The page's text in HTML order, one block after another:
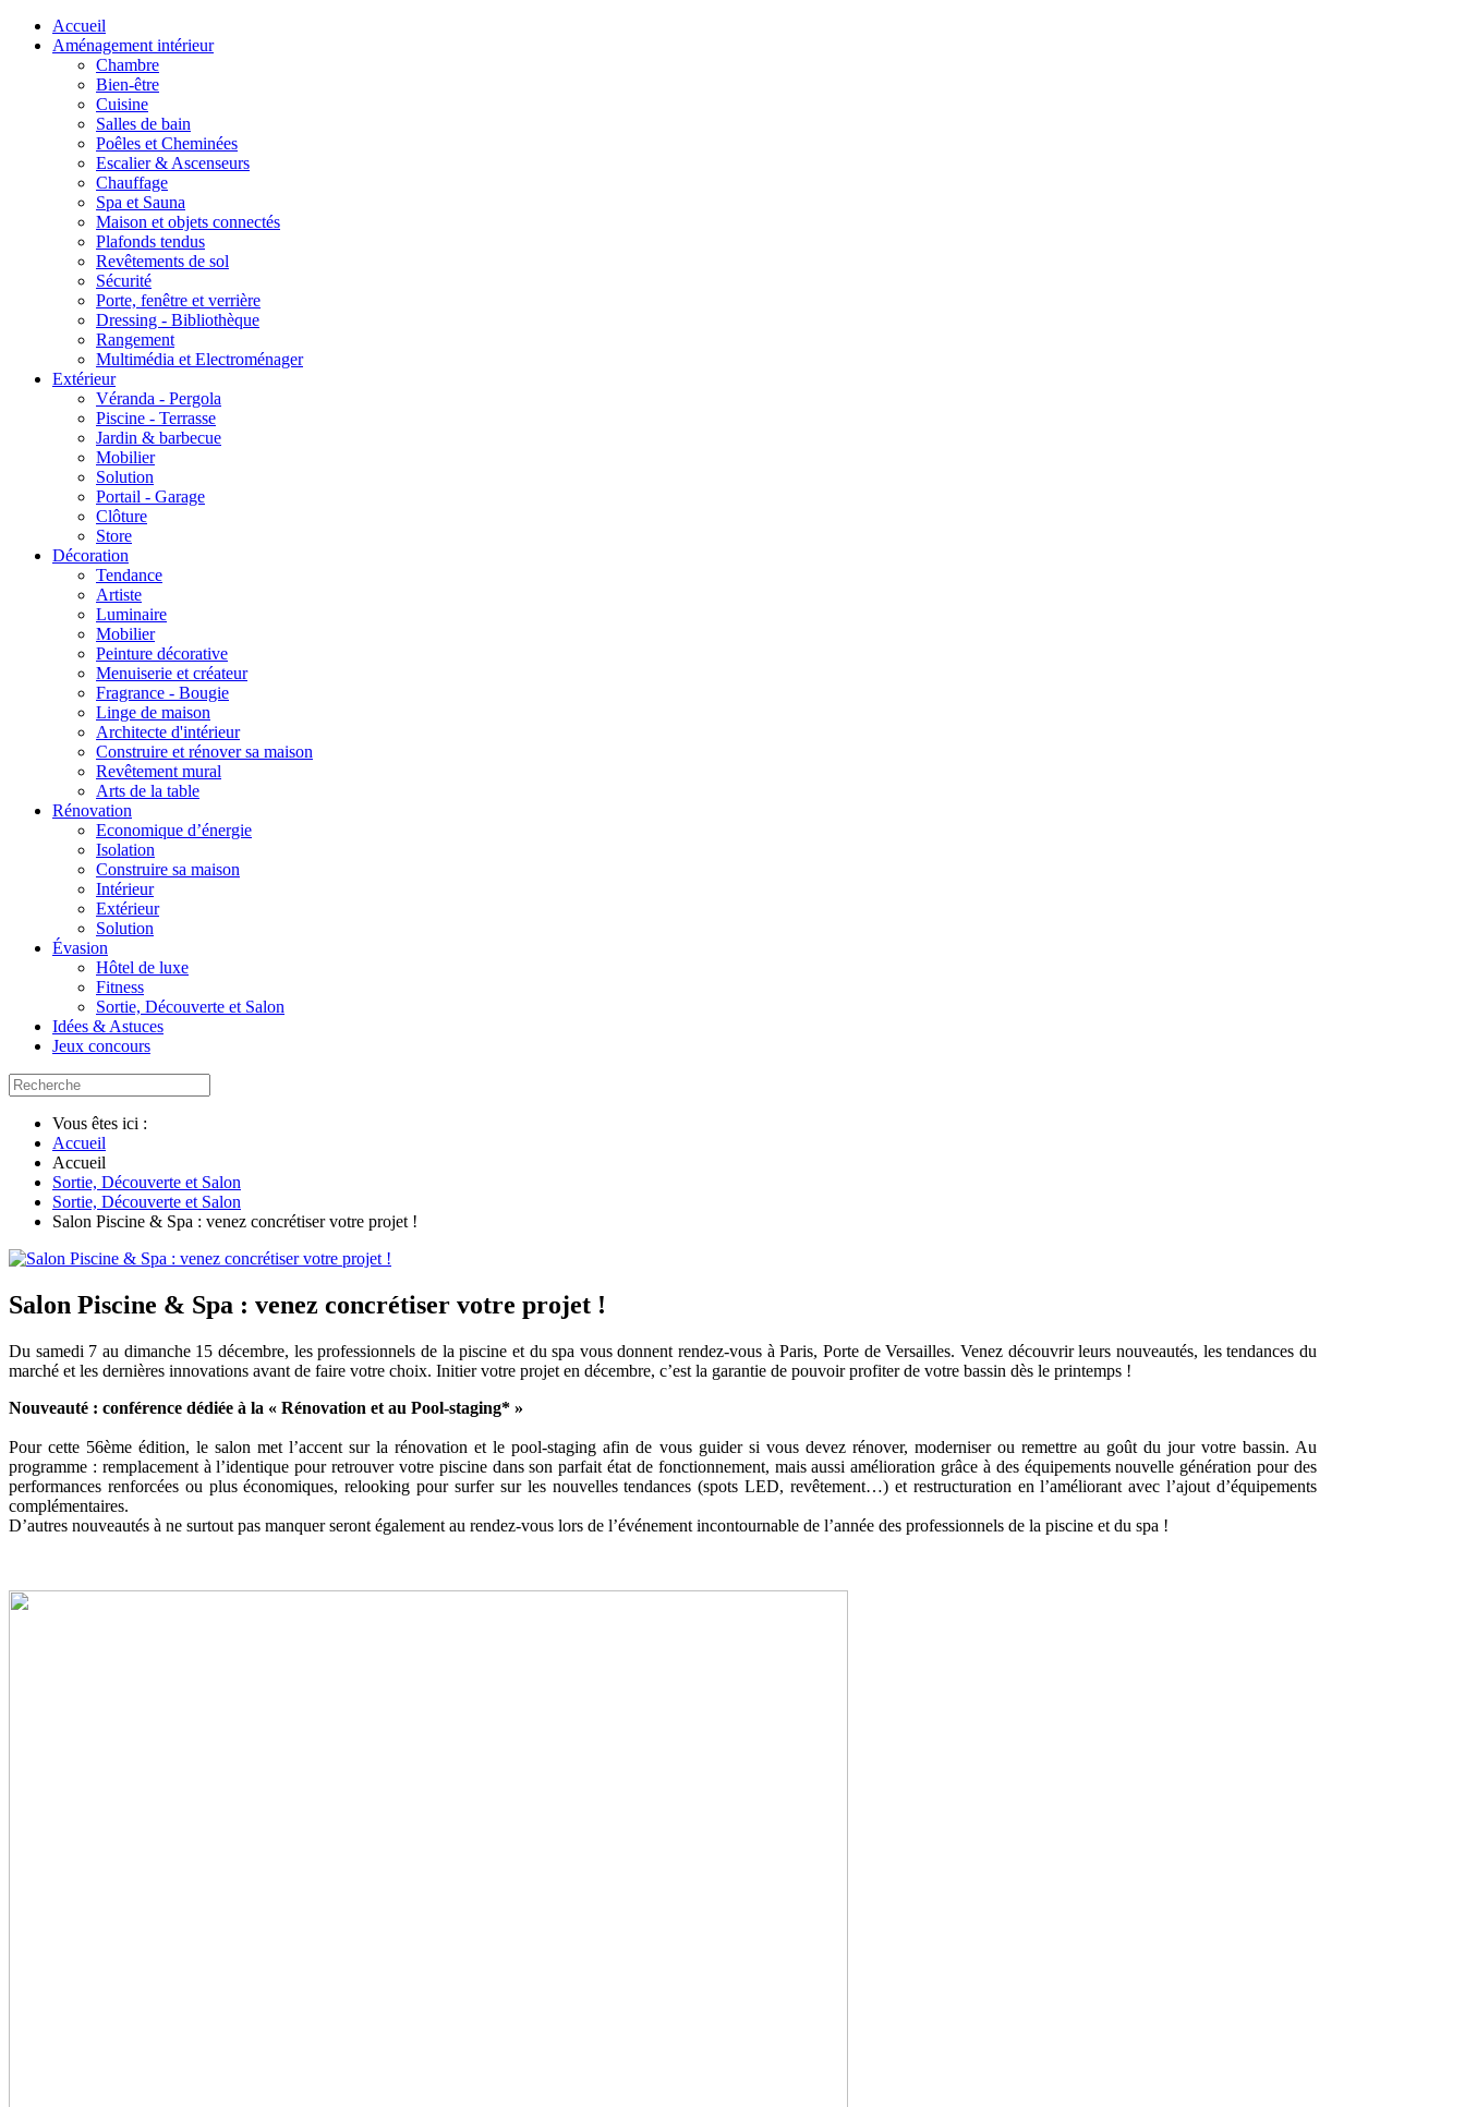
Accueil
Aménagement intérieur
Chambre
Bien-être
Cuisine
Salles de bain
Poêles et Cheminées
Escalier & Ascenseurs
Chauffage
Spa et Sauna
Maison et objets connectés
Plafonds tendus
Revêtements de sol
Sécurité
Porte, fenêtre et verrière
Dressing - Bibliothèque
Rangement
Multimédia et Electroménager
Extérieur
Véranda - Pergola
Piscine - Terrasse
Jardin & barbecue
Mobilier
Solution
Portail - Garage
Clôture
Store
Décoration
Tendance
Artiste
Luminaire
Mobilier
Peinture décorative
Menuiserie et créateur
Fragrance - Bougie
Linge de maison
Architecte d'intérieur
Construire et rénover sa maison
Revêtement mural
Arts de la table
Rénovation
Economique d’énergie
Isolation
Construire sa maison
Intérieur
Extérieur
Solution
Évasion
Hôtel de luxe
Fitness
Sortie, Découverte et Salon
Idées & Astuces
Jeux concours
Vous êtes ici :
Accueil
Accueil
Sortie, Découverte et Salon
Sortie, Découverte et Salon
Salon Piscine & Spa : venez concrétiser votre projet !
Salon Piscine & Spa : venez concrétiser votre projet !
Du samedi 7 au dimanche 15 décembre, les professionnels de la piscine et du spa vous donnent rendez-vous à Paris, Porte de Versailles. Venez découvrir leurs nouveautés, les tendances du
marché et les dernières innovations avant de faire votre choix. Initier votre projet en décembre, c’est la garantie de pouvoir profiter de votre bassin dès le printemps !
Nouveauté : conférence dédiée à la « Rénovation et au Pool-staging* »
Pour cette 56ème édition, le salon met l’accent sur la rénovation et le pool-staging afin de vous guider si vous devez rénover, moderniser ou remettre au goût du jour votre bassin. Au
programme : remplacement à l’identique pour retrouver votre piscine dans son parfait état de fonctionnement, mais aussi amélioration grâce à des équipements nouvelle génération pour des
performances renforcées ou plus économiques, relooking pour surfer sur les nouvelles tendances (spots LED, revêtement…) et restructuration en l’améliorant avec l’ajout d’équipements
complémentaires.
D’autres nouveautés à ne surtout pas manquer seront également au rendez-vous lors de l’événement incontournable de l’année des professionnels de la piscine et du spa !